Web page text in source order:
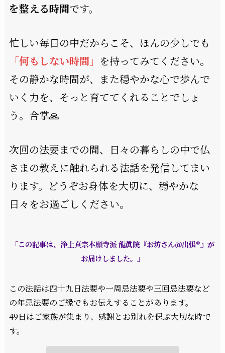
を整える時間です。
忙しい毎日の中だからこそ、ほんの少しでも
「何もしない時間」 を持ってみてください。
その静かな時間が、また穏やかな心で歩んで
いく力を、そっと育ててくれることでしょ
う。合掌🙏
次回の法要までの間、日々の暮らしの中で仏
さまの教えに触れられる法話を発信してまい
ります。どうぞお身体を大切に、穏やかな
日々をお過ごしください。
「この記事は、浄土真宗本願寺派 龍眞院『お坊さん＠出張®』が
お届けしました。」
この法話は四十九日法要や一周忌法要や三回忌法要など
の年忌法要のご縁でもお伝えすることがあります。
49日はご家族が集まり、感謝とお別れを偲ぶ大切な時で
す。